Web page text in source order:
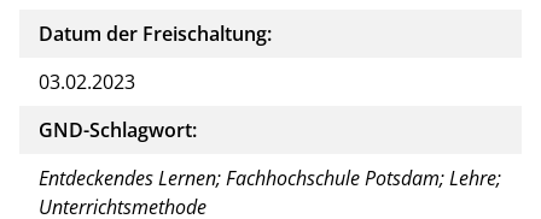
Datum der Freischaltung:
03.02.2023
GND-Schlagwort:
Entdeckendes Lernen; Fachhochschule Potsdam; Lehre;
Unterrichtsmethode